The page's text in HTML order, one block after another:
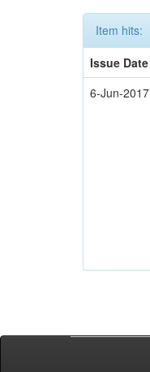
Item hits:
Issue Date
6-Jun-2017